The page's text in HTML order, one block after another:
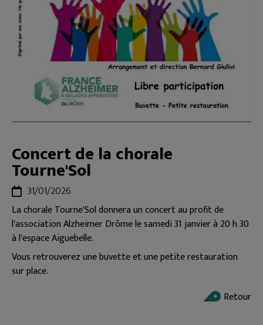
Concert de la chorale
Tourne'Sol
31/01/2026
La chorale Tourne'Sol donnera un concert au profit de
l'association Alzheimer Drôme le samedi 31 janvier à 20 h 30
à l'espace Aiguebelle.
Vous retrouverez une buvette et une petite restauration
sur place.
Retour